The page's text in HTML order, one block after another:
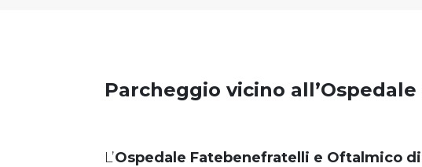
Parcheggio vicino
L’Ospedale Fatebenefratelli e Oftalmico